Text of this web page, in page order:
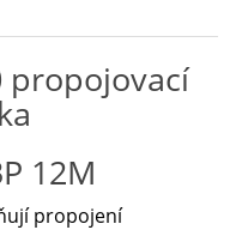
propojovací
12M
propojení